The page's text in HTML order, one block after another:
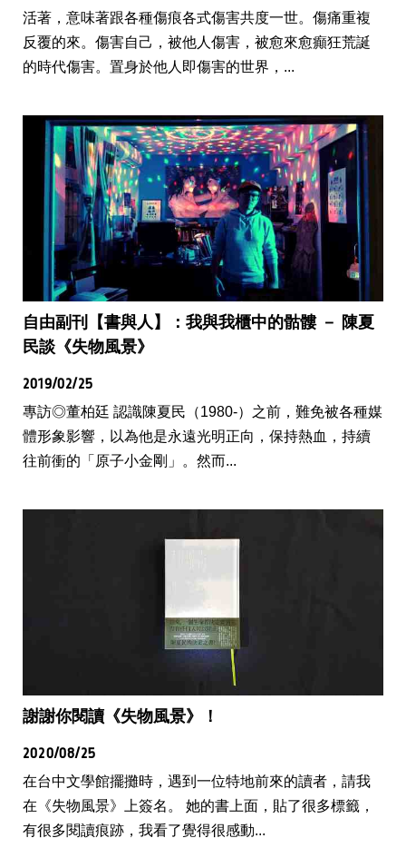
活著，意味著跟各種傷痕各式傷害共度一世。傷痛重複
反覆的來。傷害自己，被他人傷害，被愈來愈癲狂荒誕
的時代傷害。置身於他人即傷害的世界，...
自由副刊【書與人】：我與我櫃中的骷髏 － 陳夏
民談《失物風景》
2019/02/25
專訪◎董柏廷 認識陳夏民（1980-）之前，難免被各種媒
體形象影響，以為他是永遠光明正向，保持熱血，持續
往前衝的「原子小金剛」。然而...
謝謝你閱讀《失物風景》！
2020/08/25
在台中文學館擺攤時，遇到一位特地前來的讀者，請我
在《失物風景》上簽名。 她的書上面，貼了很多標籤，
有很多閱讀痕跡，我看了覺得很感動...